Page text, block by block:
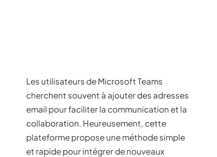
Les utilisateurs de Microsoft Teams
cherchent souvent à ajouter des adresses
email pour faciliter la communication et la
collaboration. Heureusement, cette
plateforme propose une méthode simple
et rapide pour intégrer de nouveaux